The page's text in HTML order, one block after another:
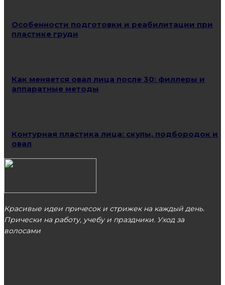
Особенности подготовки и реабилитации при
пластике груди
Как меняется овал лица после 30: филлеры и
аппаратные методы
Контурная пластика лица: скулы, подбородок и
овал
Красивые идеи причесок и стрижек на каждый день.
Прически на работу, учебу и праздники. Уход за
волосами